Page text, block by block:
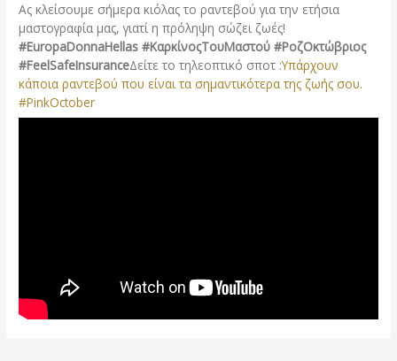
Ας κλείσουμε σήμερα κιόλας το ραντεβού για την ετήσια
μαστογραφία μας, γιατί η πρόληψη σώζει ζωές!
#EuropaDonnaHellas #ΚαρκίνοςΤουΜαστού #ΡοζΟκτώβριος
#FeelSafeInsuranceΔείτε το τηλεοπτικό σποτ :Υπάρχουν
κάποια ραντεβού που είναι τα σημαντικότερα της ζωής σου.
#PinkOctober